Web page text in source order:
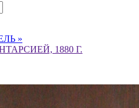
»
1880 Г.